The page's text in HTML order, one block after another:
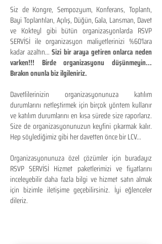
Siz de Kongre, Sempozyum, Konferans, Toplantı,
Bayi Toplantıları, Açılış, Düğün, Gala, Lansman, Davet
ve Kokteyl gibi bütün organizasyonlarda RSVP
SERVİSİ ile organizasyon maliyetlerinizi %60'lara
kadar azaltın...Sizi bir araya getiren onlarca neden
varken!!! Birde organizasyonu düşünmeyin...
Bırakın onunla biz ilgileniriz.
Davetlilerinizin organizasyonunuza katılım
durumlarını netleştirmek için birçok yöntem kullanır
ve katılım durumlarını en kısa sürede size raporlarız.
Size de organizasyonunuzun keyfini çıkarmak kalır.
Hep söylediğimiz gibi her davetten önce bir LCV...
Organizasyonunuza özel çözümler için buradayız
RSVP SERVİSİ Hizmet paketlerimizi ve fiyatlarını
inceleyebilir daha fazla bilgi ve hizmet satın almak
için bizimle iletişime geçebilirsiniz. İyi eğlenceler
dileriz.